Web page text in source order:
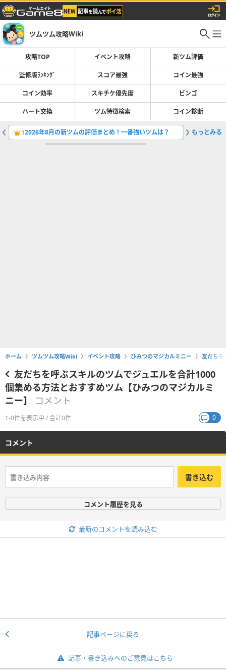
ツムツム攻略Wiki
攻略TOP イベント攻略 新ツム評価
監修版ﾗﾝｷﾝｸﾞ スコア最強 コイン最強
コイン効率 スキチケ優先度 ビンゴ
ハート交換 ツム特徴検索 コイン診断
12026年8月の新ツムの評価まとめ！一番強いツムは？ 2ツムツ
もっとみる
ホーム ツムツム攻略Wiki イベント攻略 ひみつのマジカルミニー 友だちを
友だちを呼ぶスキルのツムでジュエルを合計1000
個集める方法とおすすめツム【ひみつのマジカルミ
ニー】
コメント
1-0件を表示中 / 合計0件 0
コメント
書き込む
コメント履歴を見る
最新のコメントを読み込む
記事ページに戻る
記事・書き込みへのご意見はこちら